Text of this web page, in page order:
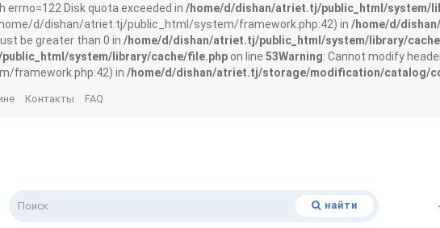
Disk quota exceeded in /home/d/dishan/atriet.tj/public_html/system/
d/dishan/atriet.tj/public_html/system/framework.php:42) in /home/d/
be greater than 0 in /home/d/dishan/atriet.tj/public_html/system/library/
system/library/cache/file.php on line 53Warning: Cannot modify
framework.php:42) in /home/d/dishan/atriet.tj/storage/modification/catalog/
Контакты FAQ
найти